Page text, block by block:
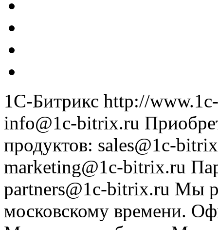
1С-Битрикс http://
info@1c-bitrix.ru
продуктов: sales@1c-
marketing@1c-bitrix.ru
partners@1c-bitrix.ru Мы
московскому времени.